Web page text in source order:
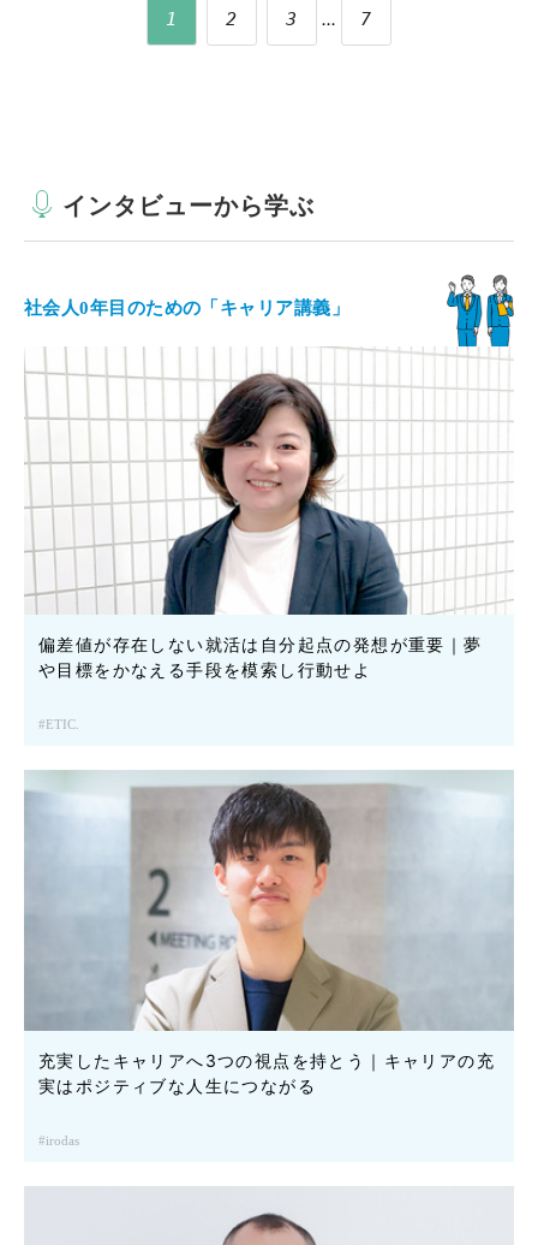
1 2 3 ... 7
インタビューから学ぶ
社会人0年目のための「キャリア講義」
偏差値が存在しない就活は自分起点の発想が重要｜夢
や目標をかなえる手段を模索し行動せよ
ETIC.
充実したキャリアへ3つの視点を持とう｜キャリアの充
実はポジティブな人生につながる
irodas